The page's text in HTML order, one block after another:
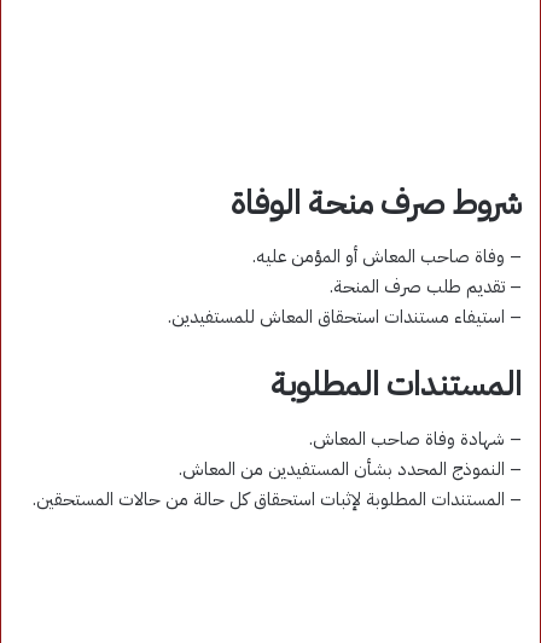
شروط صرف منحة الوفاة
– وفاة صاحب المعاش أو المؤمن عليه.
– تقديم طلب صرف المنحة.
– استيفاء مستندات استحقاق المعاش للمستفيدين.
المستندات المطلوبة
– شهادة وفاة صاحب المعاش.
– النموذج المحدد بشأن المستفيدين من المعاش.
– المستندات المطلوبة لإثبات استحقاق كل حالة من حالات المستحقين.